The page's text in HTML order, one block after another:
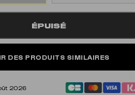
ÉPUISÉ
DES PRODUITS SIMILAIRES
2026